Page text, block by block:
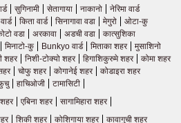
सुगिनामी सेतागाया नाकानो
नेरिमा वार्ड
किता वार्ड सिनागावा वडा मेगुरो
ओटा-कु
वडा अरकावा अडची वडा
कात्सुशिका
मिनाटो-कु Bunkyo वार्ड मिताका शहर
मुसाशिनो
शहर निशी-टोक्यो शहर हिगाशिकुरुमे शहर
कोमा शहर
चोफु शहर कोगानेई शहर
कोडाइरा शहर
हाचिओजी
टामासिटी
एबिना शहर
सागामिहारा शहर
शिकी शहर कोशिगाया शहर कावागुची शहर